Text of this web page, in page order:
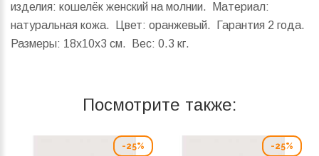
изделия: кошелёк женский на молнии. Материал:
натуральная кожа. Цвет: оранжевый. Гарантия 2 года.
Размеры: 18x10x3 см. Вес: 0.3 кг.
Посмотрите также:
-25% -25%